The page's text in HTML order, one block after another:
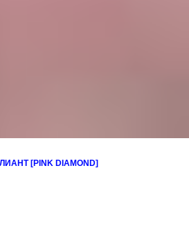
[PINK DIAMOND]